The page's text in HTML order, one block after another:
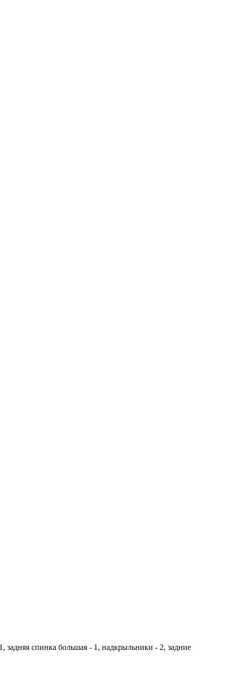
задняя спинка большая - 1, надкрыльники - 2, задние